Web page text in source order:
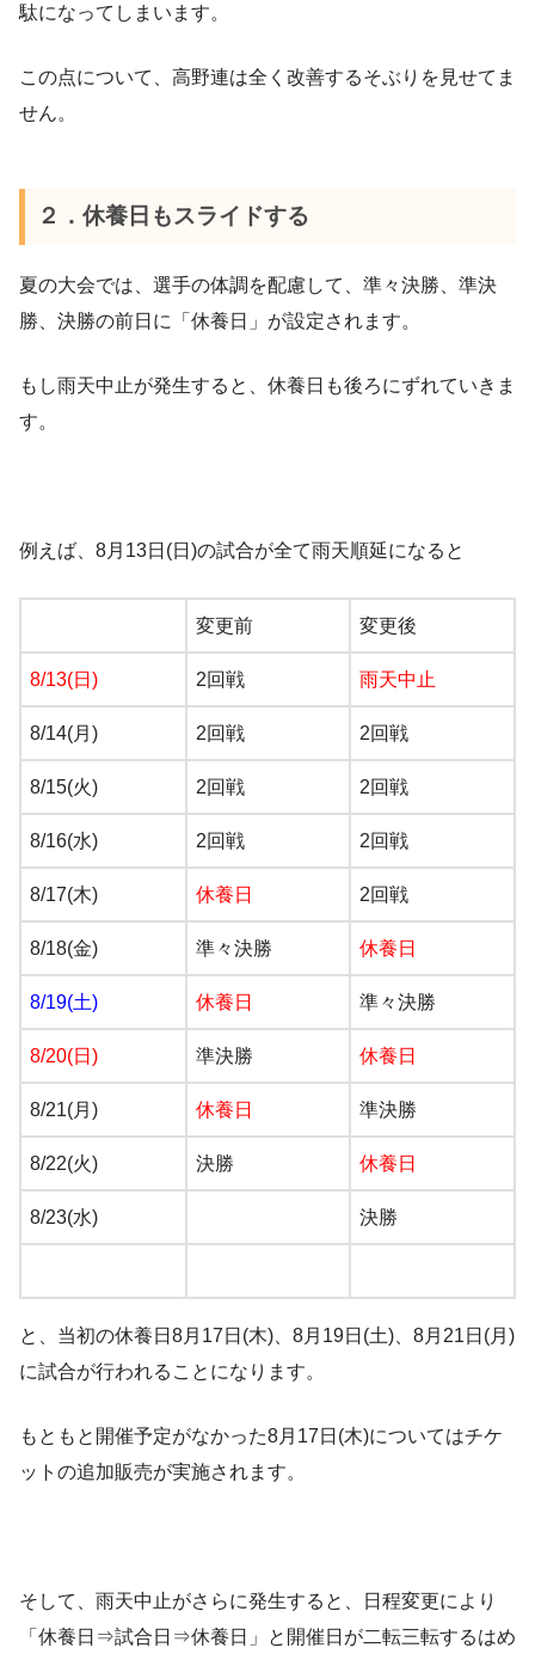
駄になってしまいます。
この点について、高野連は全く改善するそぶりを見せてま
せん。
２．休養日もスライドする
夏の大会では、選手の体調を配慮して、準々決勝、準決
勝、決勝の前日に「休養日」が設定されます。
もし雨天中止が発生すると、休養日も後ろにずれていきま
す。
例えば、8月13日(日)の試合が全て雨天順延になると
変更前 変更後
8/13(日) 2回戦 雨天中止
8/14(月) 2回戦 2回戦
8/15(火) 2回戦 2回戦
8/16(水) 2回戦 2回戦
8/17(木) 休養日 2回戦
8/18(金) 準々決勝 休養日
8/19(土) 休養日 準々決勝
8/20(日) 準決勝 休養日
8/21(月) 休養日 準決勝
8/22(火) 決勝 休養日
8/23(水) 決勝
と、当初の休養日8月17日(木)、8月19日(土)、8月21日(月)
に試合が行われることになります。
もともと開催予定がなかった8月17日(木)についてはチケ
ットの追加販売が実施されます。
そして、雨天中止がさらに発生すると、日程変更により
「休養日⇒試合日⇒休養日」と開催日が二転三転するはめ